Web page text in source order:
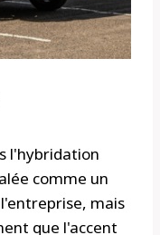
l'hybridation
comme un
mais
que l'accent